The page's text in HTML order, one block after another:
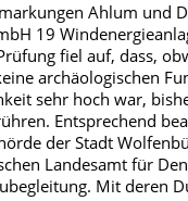
Ahlum und
19
fiel auf, dass,
archäologischen
sehr hoch war,
Entsprechend
der Stadt
Landesamt für
Mit deren